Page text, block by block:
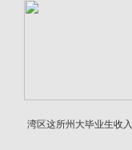
湾区这所州大毕业生收